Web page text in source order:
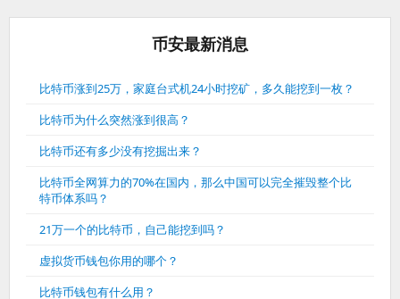
币安最新消息
比特币涨到25万，家庭台式机24小时挖矿，多久能挖到一枚？
比特币为什么突然涨到很高？
比特币还有多少没有挖掘出来？
比特币全网算力的70%在国内，那么中国可以完全摧毁整个比
特币体系吗？
21万一个的比特币，自己能挖到吗？
虚拟货币钱包你用的哪个？
比特币钱包有什么用？